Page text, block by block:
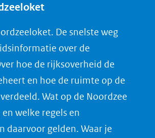
De snelste weg
over de
hoe de rijksoverheid de
en hoe de ruimte op de
Wat op de Noordzee
welke regels en
daarvoor gelden. Waar je